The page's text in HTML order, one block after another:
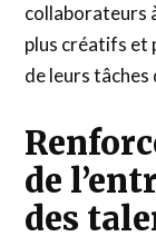
collaborateurs
plus créatifs et
de leurs
de
des